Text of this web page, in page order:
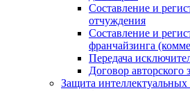
Составление и
отчуждения
Составление и
франчайзинга
Передача
Договор авторского
Защита интеллектуальных